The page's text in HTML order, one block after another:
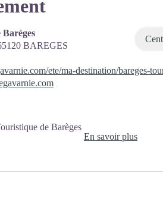
BAREGES
ete/ma-destination/bareges-
de Barèges
En savoir plus